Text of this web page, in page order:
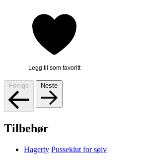
Legg til som favoritt
Forrige Neste
Tilbehør
Hagerty Pusseklut for sølv